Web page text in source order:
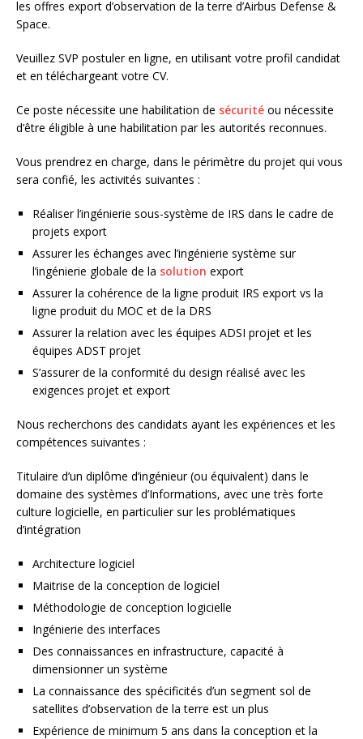
les offres export d’observation de la terre d’Airbus Defense &
Space.
Veuillez SVP postuler en ligne, en utilisant votre profil candidat
et en téléchargeant votre CV.
Ce poste nécessite une habilitation de sécurité ou nécessite
d’être éligible à une habilitation par les autorités reconnues.
Vous prendrez en charge, dans le périmètre du projet qui vous
sera confié, les activités suivantes :
Réaliser l’ingénierie sous-système de IRS dans le cadre de
projets export
Assurer les échanges avec l’ingénierie système sur
l’ingénierie globale de la solution export
Assurer la cohérence de la ligne produit IRS export vs la
ligne produit du MOC et de la DRS
Assurer la relation avec les équipes ADSI projet et les
équipes ADST projet
S’assurer de la conformité du design réalisé avec les
exigences projet et export
Nous recherchons des candidats ayant les expériences et les
compétences suivantes :
Titulaire d’un diplôme d’ingénieur (ou équivalent) dans le
domaine des systèmes d’Informations, avec une très forte
culture logicielle, en particulier sur les problématiques
d’intégration
Architecture logiciel
Maitrise de la conception de logiciel
Méthodologie de conception logicielle
Ingénierie des interfaces
Des connaissances en infrastructure, capacité à
dimensionner un système
La connaissance des spécificités d’un segment sol de
satellites d’observation de la terre est un plus
Expérience de minimum 5 ans dans la conception et la